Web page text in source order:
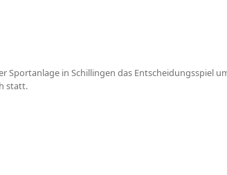
Sportanlage in Schillingen das Entscheidungsspiel
statt.